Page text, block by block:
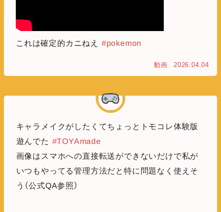
これは確定的カニねえ #pokemon
動画 2026.04.04
キャラメイクがしたくてちょっとトモコレ体験版
遊んでた #TOYAmade
画像はスマホへの直接転送ができないだけで私が
いつもやってる管理方法だと特に問題なく使えそ
う（公式QA参照）